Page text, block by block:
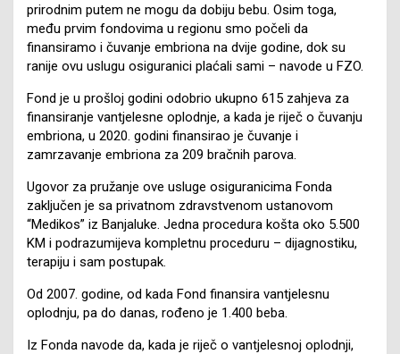
prirodnim putem ne mogu da dobiju bebu. Osim toga,
među prvim fondovima u regionu smo počeli da
finansiramo i čuvanje embriona na dvije godine, dok su
ranije ovu uslugu osiguranici plaćali sami – navode u FZO.
Fond je u prošloj godini odobrio ukupno 615 zahjeva za
finansiranje vantjelesne oplodnje, a kada je riječ o čuvanju
embriona, u 2020. godini finansirao je čuvanje i
zamrzavanje embriona za 209 bračnih parova.
Ugovor za pružanje ove usluge osiguranicima Fonda
zaključen je sa privatnom zdravstvenom ustanovom
“Medikos” iz Banjaluke. Јedna procedura košta oko 5.500
KM i podrazumijeva kompletnu proceduru – dijagnostiku,
terapiju i sam postupak.
Od 2007. godine, od kada Fond finansira vantjelesnu
oplodnju, pa do danas, rođeno je 1.400 beba.
Iz Fonda navode da, kada je riječ o vantjelesnoj oplodnji,